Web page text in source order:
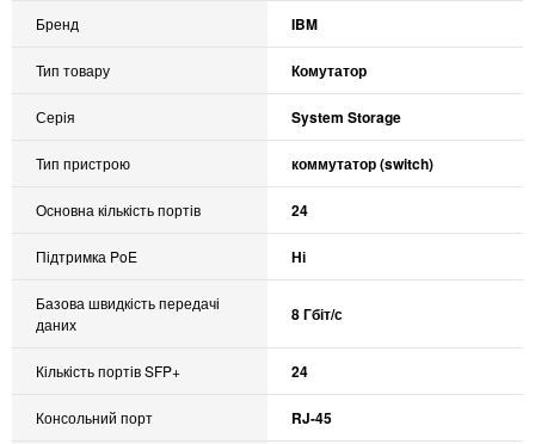
Бренд IBM
Тип товару Комутатор
Серія System Storage
Тип пристрою коммутатор (switch)
Основна кількість портів 24
Підтримка PoE Ні
Базова швидкість передачі
даних
8 Гбіт/с
Кількість портів SFP+ 24
Консольний порт RJ-45